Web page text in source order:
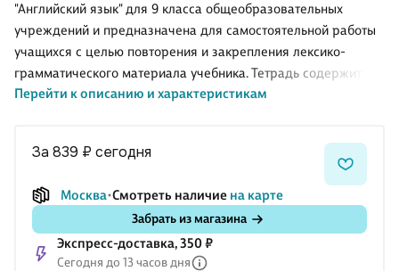
"Английский язык" для 9 класса общеобразовательных
учреждений и предназначена для самостоятельной работы
учащихся с целью повторения и закрепления лексико-
грамматического материала учебника. Тетрадь содержит
разделы Grammar bank и Vocabulary bank для
Перейти к описанию и характеристикам
за 839 ₽ сегодня
Москва Смотреть наличие на карте
Забрать из магазина
Экспресс-доставка, 350 ₽
Сегодня до 13 часов дня